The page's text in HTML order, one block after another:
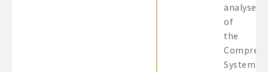
analyses
of
the
System.